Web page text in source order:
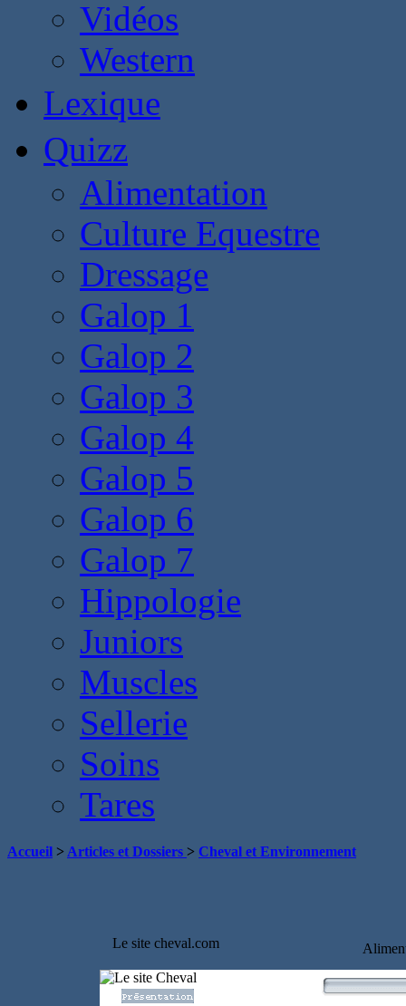
Vidéos
Western
Lexique
Quizz
Alimentation
Culture Equestre
Dressage
Galop 1
Galop 2
Galop 3
Galop 4
Galop 5
Galop 6
Galop 7
Hippologie
Juniors
Muscles
Sellerie
Soins
Tares
Accueil > Articles et Dossiers > Cheval et Environnement
Le site cheval.com